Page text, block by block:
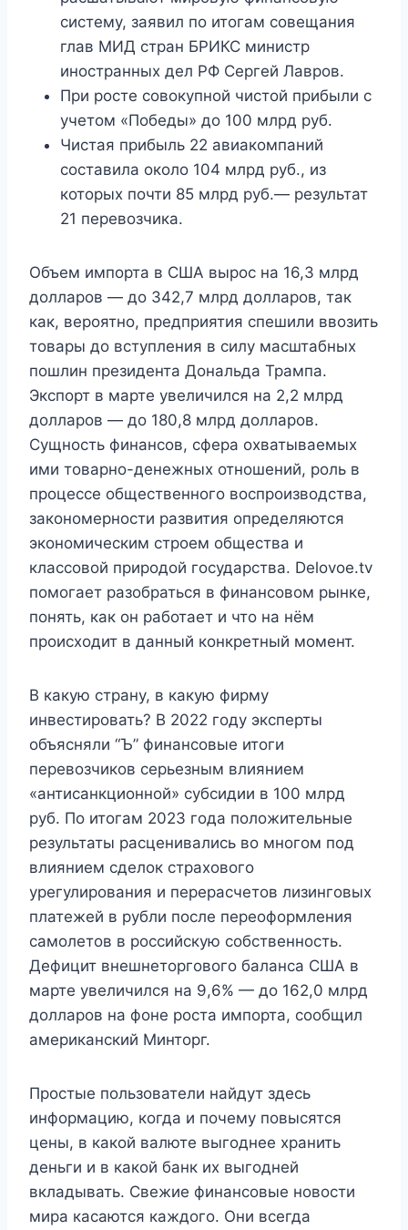
систему, заявил по итогам совещания
глав МИД стран БРИКС министр
иностранных дел РФ Сергей Лавров.
При росте совокупной чистой прибыли с
учетом «Победы» до 100 млрд руб.
Чистая прибыль 22 авиакомпаний
составила около 104 млрд руб., из
которых почти 85 млрд руб.— результат
21 перевозчика.
Объем импорта в США вырос на 16,3 млрд
долларов — до 342,7 млрд долларов, так
как, вероятно, предприятия спешили ввозить
товары до вступления в силу масштабных
пошлин президента Дональда Трампа.
Экспорт в марте увеличился на 2,2 млрд
долларов — до 180,8 млрд долларов.
Сущность финансов, сфера охватываемых
ими товарно-денежных отношений, роль в
процессе общественного воспроизводства,
закономерности развития определяются
экономическим строем общества и
классовой природой государства. Delovoe.tv
помогает разобраться в финансовом рынке,
понять, как он работает и что на нём
происходит в данный конкретный момент.
В какую страну, в какую фирму
инвестировать? В 2022 году эксперты
объясняли “Ъ” финансовые итоги
перевозчиков серьезным влиянием
«антисанкционной» субсидии в 100 млрд
руб. По итогам 2023 года положительные
результаты расценивались во многом под
влиянием сделок страхового
урегулирования и перерасчетов лизинговых
платежей в рубли после переоформления
самолетов в российскую собственность.
Дефицит внешнеторгового баланса США в
марте увеличился на 9,6% — до 162,0 млрд
долларов на фоне роста импорта, сообщил
американский Минторг.
Простые пользователи найдут здесь
информацию, когда и почему повысятся
цены, в какой валюте выгоднее хранить
деньги и в какой банк их выгодней
вкладывать. Свежие финансовые новости
мира касаются каждого. Они всегда